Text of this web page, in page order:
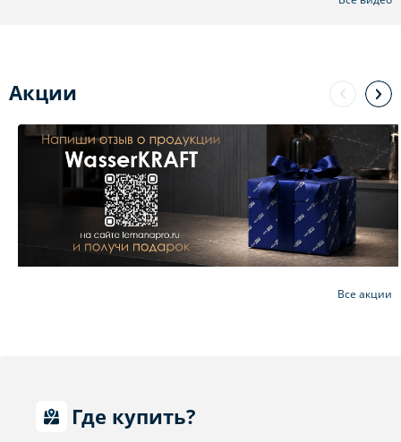
Акции
Все акции
Где купить?